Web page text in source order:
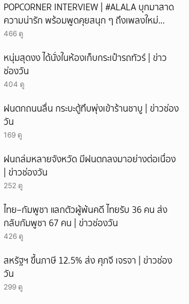
POPCORNER INTERVIEW | #ALALA บุกมาสาด
ความน่ารัก พร้อมพูดคุยสนุก ๆ ถึงเพลงใหม่
'ON&OFF'
466 ดู
หนุ่มสุดงง ได้นั่งในห้องเก็บกระเป๋ารถทัวร์ | ข่าว
ช่องวัน
404 ดู
ฝนตกถนนลื่น กระบะตู้ทึบพุ่งเข้าร้านชาบู | ข่าวช่อง
วัน
169 ดู
ฝนถล่มหลายจังหวัด มีฝนตกลงมาอย่างต่อเนื่อง
| ข่าวช่องวัน
252 ดู
ไทย–กัมพูชา แลกตัวผู้พ้นคดี ไทยรับ 36 คน ส่ง
กลับกัมพูชา 67 คน | ข่าวช่องวัน
426 ดู
สหรัฐฯ ขึ้นภาษี 12.5% ส่ง ศุภจี เจรจา | ข่าวช่อง
วัน
299 ดู